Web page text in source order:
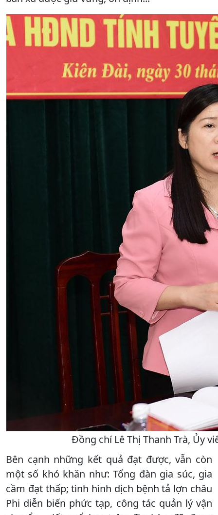
Đồng chí Lê Thị Thanh Trà, Ủy
Bên cạnh những kết quả đạt được, vẫn còn
một số khó khăn như: Tổng đàn gia súc, gia
cầm đạt thấp; tình hình dịch bệnh tả lợn châu
Phi diễn biến phức tạp, công tác quản lý vận